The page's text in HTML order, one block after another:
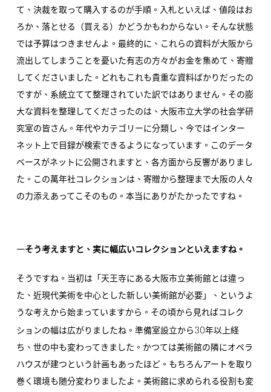
て、決裁を取って購入するのが手順。入札といえば、値段はお
ろか、落とせる（買える）かどうかもわからない。そんな状態
では予算はつきませんよ。最終的に、これらの資料が大阪から
流出してしまうことを憂いた有志の方々がお金を集めて、寄贈
してくださいました。どれもこれも貴重な資料ばかりだったの
ですが、系統立てて整理されていた訳ではありません。その膨
大な資料を整理してくださったのは、大阪市立大学の社会学研
究室の皆さん。年代やカテゴリーに分類し、今ではインター
ネット上で目録が検索できるようになっています。このデータ
ベースがネットに公開されますと、各方面から反響がありまし
た。この萬年社コレクションは、寄贈から整理まで大阪の人々
の力添えあってこそのもの。本当にありがたかったですね。
―そう考えますと、実に幅広いコレクションといえますね。
そうですね。当初は「天王寺にある大阪市立美術館とは違っ
た、近現代美術を中心とした新しい美術館が必要」、というよ
うな考えから始まっていますから。その頃から見ればコレク
ションの幅は広がりましたね。準備室設立から30年以上経
ち、世の中も変わってきました。かつては美術館の隣にオペラ
ハウスが建つという計画もあったほど。もちろんアートを取り
巻く環境も随分変わりましたよ。美術館に求められる役割も変